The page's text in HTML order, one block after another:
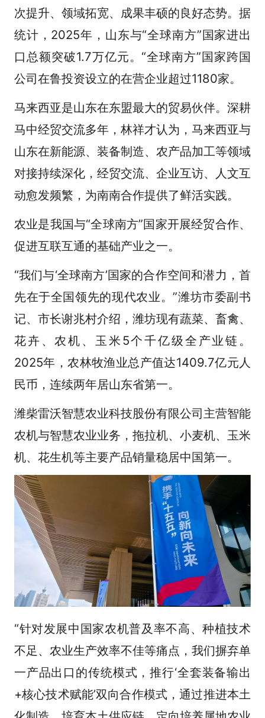
次提升、领域拓宽、成果丰硕的良好态势。据
统计，2025年，山东与“全球南方”国家进出
口总额突破1.7万亿元。“全球南方”国家跨国
公司在鲁投资设立的在营企业超过1180家。
马来西亚是山东在东盟最大的贸易伙伴。深耕
马中经贸交流多年，林祥才认为，马来西亚与
山东在新能源、装备制造、农产品加工等领域
对接持续深化，经贸交流、企业互访、人文互
动愈发频繁，为南南合作提供了鲜活实践。
农业是我国与“全球南方”国家开展经贸合作、
促进互联互通的基础产业之一。
“我们与‘全球南方’国家的合作空间和潜力，首
先在于全国领先的现代农业。”潍坊市委副书
记、市长谢兆村介绍，潍坊现有蔬菜、畜禽、
花卉、农机、玉米5个千亿级全产业链。
2025年，农林牧渔业总产值达1409.7亿元人
民币，连续两年居山东省第一。
潍柴雷沃智慧农业科技股份有限公司主营智能
农机与智慧农业业务，拖拉机、小麦机、玉米
机、花生机等主要产品销量稳居中国第一。
“针对发展中国家农机普及率不高、种植技术
不足、农业生产效率不佳等痛点，我们摒弃单
一产品出口的传统模式，推行‘全套装备输出
+核心技术赋能’双向合作模式，通过推进本土